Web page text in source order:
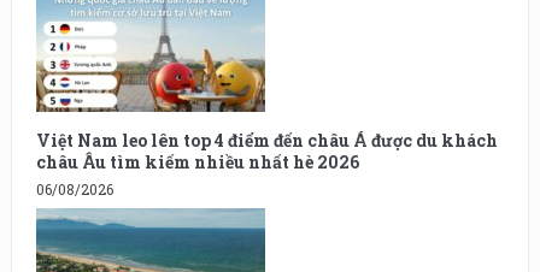
Việt Nam leo lên top 4 điểm đến châu Á được du khách
châu Âu tìm kiếm nhiều nhất hè 2026
06/08/2026